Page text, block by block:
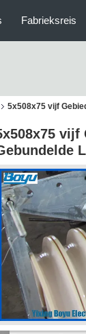
Fabrieksreis
5x508x75 vijf
vijf